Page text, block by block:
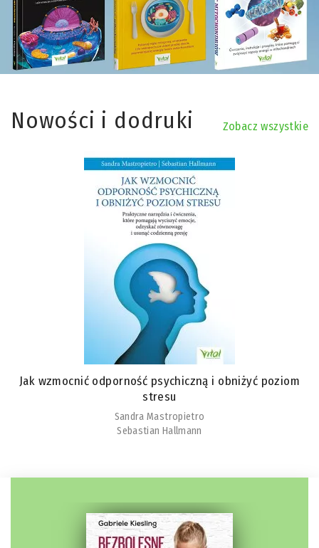
Nowości i dodruki Zobacz wszystkie
Jak wzmocnić odporność psychiczną i obniżyć poziom
stresu
Sandra Mastropietro
Sebastian Hallmann